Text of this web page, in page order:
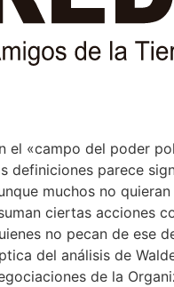
el «campo del poder
definiciones parece
muchos no
ciertas acciones
no pecan de ese
del análisis de
de la